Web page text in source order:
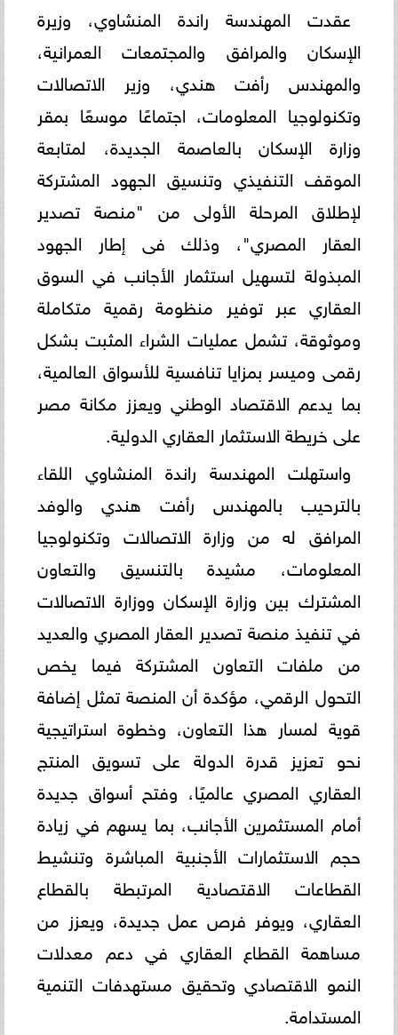
عقدت المهندسة راندة المنشاوي، وزيرة
الإسكان والمرافق والمجتمعات العمرانية،
والمهندس رأفت هندي، وزير الاتصالات
وتكنولوجيا المعلومات، اجتماعًا موسعًا بمقر
وزارة الإسكان بالعاصمة الجديدة، لمتابعة
الموقف التنفيذي وتنسيق الجهود المشتركة
لإطلاق المرحلة الأولى من "منصة تصدير
العقار المصري"، وذلك فى إطار الجهود
المبذولة لتسهيل استثمار الأجانب في السوق
العقاري عبر توفير منظومة رقمية متكاملة
وموثوقة، تشمل عمليات الشراء المثبت بشكل
رقمى وميسر بمزايا تنافسية للأسواق العالمية،
بما يدعم الاقتصاد الوطني ويعزز مكانة مصر
على خريطة الاستثمار العقاري الدولية.
واستهلت المهندسة راندة المنشاوي اللقاء
بالترحيب بالمهندس رأفت هندي والوفد
المرافق له من وزارة الاتصالات وتكنولوجيا
المعلومات، مشيدة بالتنسيق والتعاون
المشترك بين وزارة الإسكان ووزارة الاتصالات
في تنفيذ منصة تصدير العقار المصري والعديد
من ملفات التعاون المشتركة فيما يخص
التحول الرقمي، مؤكدة أن المنصة تمثل إضافة
قوية لمسار هذا التعاون، وخطوة استراتيجية
نحو تعزيز قدرة الدولة على تسويق المنتج
العقاري المصري عالميًا، وفتح أسواق جديدة
أمام المستثمرين الأجانب، بما يسهم في زيادة
حجم الاستثمارات الأجنبية المباشرة وتنشيط
القطاعات الاقتصادية المرتبطة بالقطاع
العقاري، ويوفر فرص عمل جديدة، ويعزز من
مساهمة القطاع العقاري في دعم معدلات
النمو الاقتصادي وتحقيق مستهدفات التنمية
المستدامة.